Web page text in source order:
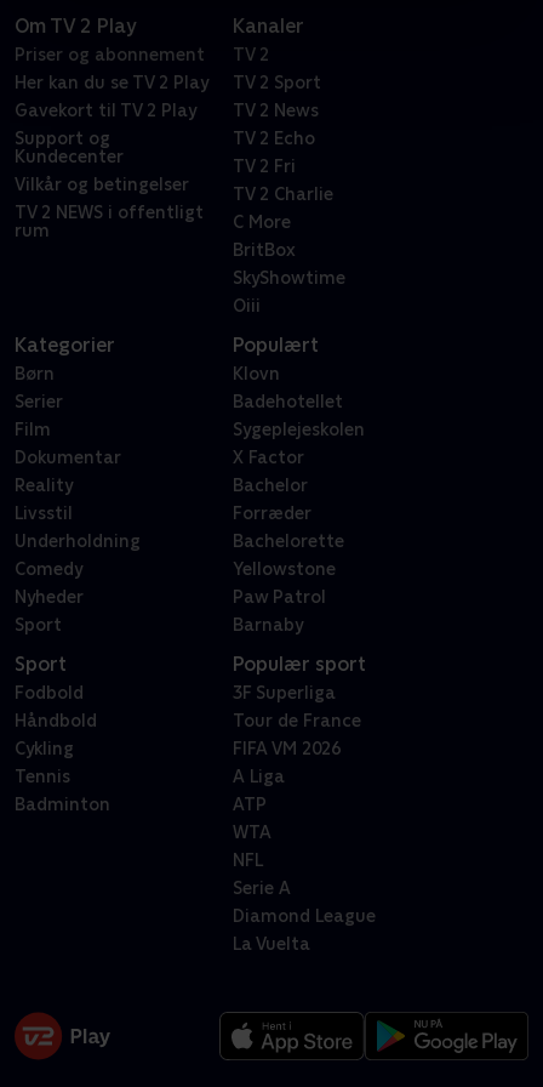
Om TV 2 Play
Priser og abonnement
Her kan du se TV 2 Play
Gavekort til TV 2 Play
Support og
Kundecenter
Vilkår og betingelser
TV 2 NEWS i offentligt
rum
Kanaler
TV 2
TV 2 Sport
TV 2 News
TV 2 Echo
TV 2 Fri
TV 2 Charlie
C More
BritBox
SkyShowtime
Oiii
Kategorier
Børn
Serier
Film
Dokumentar
Reality
Livsstil
Underholdning
Comedy
Nyheder
Sport
Populært
Klovn
Badehotellet
Sygeplejeskolen
X Factor
Bachelor
Forræder
Bachelorette
Yellowstone
Paw Patrol
Barnaby
Sport
Fodbold
Håndbold
Cykling
Tennis
Badminton
Populær sport
3F Superliga
Tour de France
FIFA VM 2026
A Liga
ATP
WTA
NFL
Serie A
Diamond League
La Vuelta